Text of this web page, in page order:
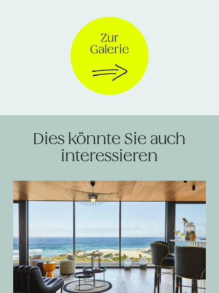
© guntû
Dies könnte Sie auch
interessieren